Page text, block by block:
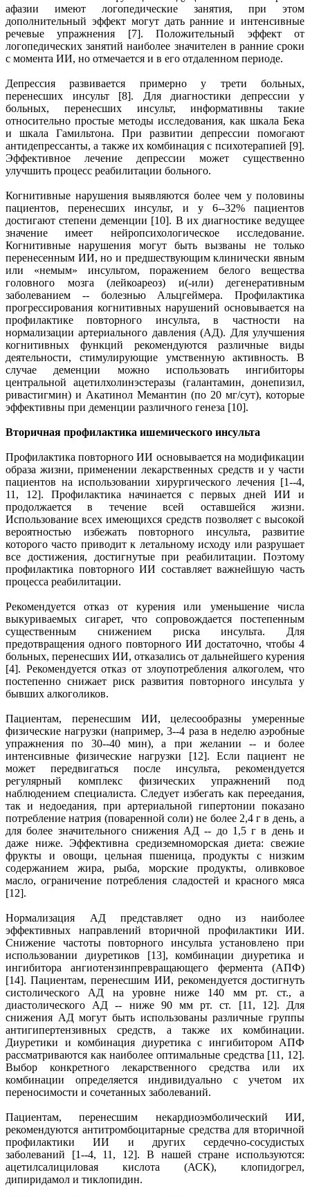
афазии имеют логопедические занятия, при этом
дополнительный эффект могут дать ранние и интенсивные
речевые упражнения [7]. Положительный эффект от
логопедических занятий наиболее значителен в ранние сроки
с момента ИИ, но отмечается и в его отдаленном периоде.
Депрессия развивается примерно у трети больных,
перенесших инсульт [8]. Для диагностики депрессии у
больных, перенесших инсульт, информативны такие
относительно простые методы исследования, как шкала Бека
и шкала Гамильтона. При развитии депрессии помогают
антидепрессанты, а также их комбинация с психотерапией [9].
Эффективное лечение депрессии может существенно
улучшить процесс реабилитации больного.
Когнитивные нарушения выявляются более чем у половины
пациентов, перенесших инсульт, и у 6--32% пациентов
достигают степени деменции [10]. В их диагностике ведущее
значение имеет нейропсихологическое исследование.
Когнитивные нарушения могут быть вызваны не только
перенесенным ИИ, но и предшествующим клинически явным
или «немым» инсультом, поражением белого вещества
головного мозга (лейкоареоз) и(-или) дегенеративным
заболеванием -- болезнью Альцгеймера. Профилактика
прогрессирования когнитивных нарушений основывается на
профилактике повторного инсульта, в частности на
нормализации артериального давления (АД). Для улучшения
когнитивных функций рекомендуются различные виды
деятельности, стимулирующие умственную активность. В
случае деменции можно использовать ингибиторы
центральной ацетилхолинэстеразы (галантамин, донепизил,
ривастигмин) и Акатинол Мемантин (по 20 мг/сут), которые
эффективны при деменции различного генеза [10].
Вторичная профилактика ишемического инсульта
Профилактика повторного ИИ основывается на модификации
образа жизни, применении лекарственных средств и у части
пациентов на использовании хирургического лечения [1--4,
11, 12]. Профилактика начинается с первых дней ИИ и
продолжается в течение всей оставшейся жизни.
Использование всех имеющихся средств позволяет с высокой
вероятностью избежать повторного инсульта, развитие
которого часто приводит к летальному исходу или разрушает
все достижения, достигнутые при реабилитации. Поэтому
профилактика повторного ИИ составляет важнейшую часть
процесса реабилитации.
Рекомендуется отказ от курения или уменьшение числа
выкуриваемых сигарет, что сопровождается постепенным
существенным снижением риска инсульта. Для
предотвращения одного повторного ИИ достаточно, чтобы 4
больных, перенесших ИИ, отказались от дальнейшего курения
[4]. Рекомендуется отказ от злоупотребления алкоголем, что
постепенно снижает риск развития повторного инсульта у
бывших алкоголиков.
Пациентам, перенесшим ИИ, целесообразны умеренные
физические нагрузки (например, 3--4 раза в неделю аэробные
упражнения по 30--40 мин), а при желании -- и более
интенсивные физические нагрузки [12]. Если пациент не
может передвигаться после инсульта, рекомендуется
регулярный комплекс физических упражнений под
наблюдением специалиста. Следует избегать как переедания,
так и недоедания, при артериальной гипертонии показано
потребление натрия (поваренной соли) не более 2,4 г в день, а
для более значительного снижения АД -- до 1,5 г в день и
даже ниже. Эффективна средиземноморская диета: свежие
фрукты и овощи, цельная пшеница, продукты с низким
содержанием жира, рыба, морские продукты, оливковое
масло, ограничение потребления сладостей и красного мяса
[12].
Нормализация АД представляет одно из наиболее
эффективных направлений вторичной профилактики ИИ.
Снижение частоты повторного инсульта установлено при
использовании диуретиков [13], комбинации диуретика и
ингибитора ангиотензинпревращающего фермента (АПФ)
[14]. Пациентам, перенесшим ИИ, рекомендуется достигнуть
систолического АД на уровне ниже 140 мм рт. ст., а
диастолического АД -- ниже 90 мм рт. ст. [11, 12]. Для
снижения АД могут быть использованы различные группы
антигипертензивных средств, а также их комбинации.
Диуретики и комбинация диуретика с ингибитором АПФ
рассматриваются как наиболее оптимальные средства [11, 12].
Выбор конкретного лекарственного средства или их
комбинации определяется индивидуально с учетом их
переносимости и сочетанных заболеваний.
Пациентам, перенесшим некардиоэмболический ИИ,
рекомендуются антитромбоцитарные средства для вторичной
профилактики ИИ и других сердечно-сосудистых
заболеваний [1--4, 11, 12]. В нашей стране используются:
ацетилсалициловая кислота (АСК), клопидогрел,
дипиридамол и тиклопидин.